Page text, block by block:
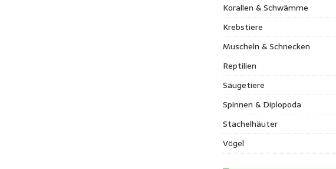
Korallen & Schwämme
Krebstiere
Muscheln & Schnecken
Reptilien
Säugetiere
Spinnen & Diplopoda
Stachelhäuter
Vögel